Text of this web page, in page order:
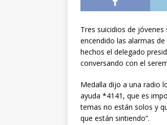
Tres suicidios de
encendido las alarmas
hechos el delegado
conversando con el
Medalla dijo a una radio
ayuda *4141, que es
temas no están solos y
que están sintiendo”.